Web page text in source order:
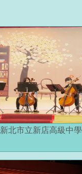
新北市立新店高級中學